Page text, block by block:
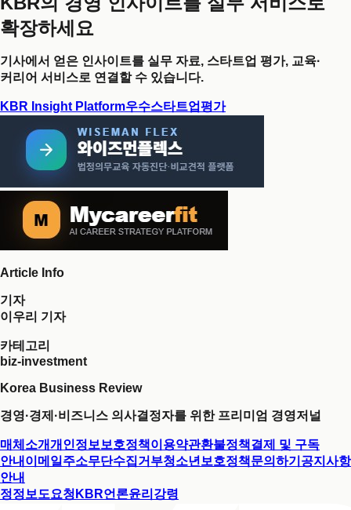
확장하세요
기사에서 얻은 인사이트를 실무 자료, 스타트업 평가, 교육·
커리어 서비스로 연결할 수 있습니다.
KBR Insight Platform우수스타트업평가
Article Info
기자
이우리 기자
카테고리
biz-investment
Korea Business Review
경영·경제·비즈니스 의사결정자를 위한 프리미엄 경영저널
매체소개개인정보보호정책이용약관환불정책결제 및 구독
안내 이메일주소무단수집거부청소년보호정책문의하기 공지사항
안내
정정보도요청 KBR언론윤리강령